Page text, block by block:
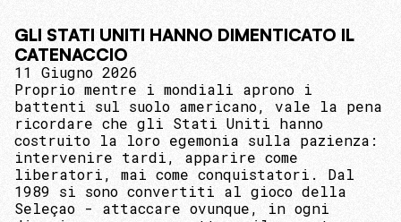
GLI STATI UNITI HANNO DIMENTICATO IL
CATENACCIO
11 Giugno 2026
Proprio mentre i mondiali aprono i
battenti sul suolo americano, vale la pena
ricordare che gli Stati Uniti hanno
costruito la loro egemonia sulla pazienza:
intervenire tardi, apparire come
liberatori, mai come conquistatori. Dal
1989 si sono convertiti al gioco della
Seleçao - attaccare ovunque, in ogni